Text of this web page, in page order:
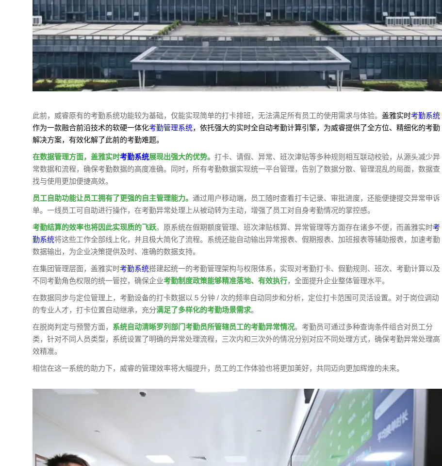
此前，威睿原有的考勤系统功能较为基础，仅能实现简单的打卡排班，无法满足所有员工的使用需求与体验。 盖雅实时考勤系统
作为一款融合前沿技术的软硬一体化考勤管理系统，依托强大的实时全自动考勤计算引擎，为威睿提供了全方位、精细化的考勤
解决方案，有效化解了此前的考勤难题。
在数据管理方面，盖雅实时考勤系统展现出强大的优势。打卡、请假、异常、班次津贴等多种规则相互联动校验，从源头减少异
常数据和流程，确保考勤数据的高度准确。同时，所有考勤数据实现统一平台管理，告别了数据分散、管理混乱的局面，数据查
找与使用更加便捷高效。
员工自助功能让员工拥有了更强的自主管理能力。通过用户移动端，员工随时查看打卡记录、审批进度，还能便捷提交异常申诉
单。一线员工可自助进行操作，在考勤异常处理上从被动转为主动，增强了员工对自身考勤情况的掌控感。
考勤结算的效率也将因此实现质的飞跃。 原系统在假期额度管理、班次津贴核算、异常管理等方面存在诸多不便，而盖雅实时考
勤系统将这些工作全部线上化，并且极大简化了流程。系统还能自动输出异常报表、假期报表、加班报表等辅助报表，加速考勤
数据输出，为企业决策提供及时、准确的数据支持。
在集团管理层面，盖雅实时考勤系统搭建起统一的考勤管理架构与权限体系，实现对考勤打卡、假勤规则、班次、考勤计算以及
不同考勤角色权限的统一管控，确保企业考勤制度政策能够精准落地、有效执行，全面提升企业整体管理水平。
在数据同步与定位管理上，考勤设备的打卡数据以 5 分钟 / 次的频率自动同步和分析，定位打卡范围可灵活设置。对于岗位调动
的专业人才，打卡位置自动继承，充分满足了多样化的考勤场景需求。
在脱岗判定与预警方面， 系统自动清晰罗列部门考勤员所管辖员工的考勤异常情况。考勤员可通过多种查询条件组合对员工分
类，针对不同人员类型，系统设置了明确的异常处理流程，三次内和三次外的情况分别对应不同处理方式，确保考勤异常处理高
效精准。
相信在这一系统的助力下，威睿的管理效率将大幅提升，员工的工作体验也将更加美好，共同迈向更加辉煌的未来。